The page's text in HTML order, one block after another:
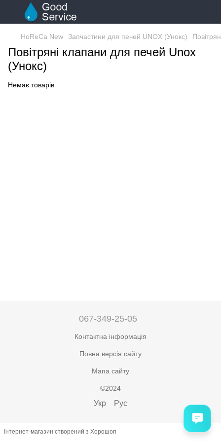
HoReCa New Запчастини для печей UNOX (Унокс)
Повітряні клапани для печей Unox
(Унокс)
Немає товарів
067-349-25-05
Контактна інформація
Повна версія сайту
Мапа сайту
©2024
Укр Рус
Інтернет-магазин створений з Хорошоп